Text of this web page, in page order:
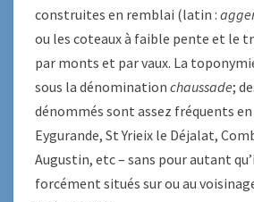
construites en remblai (latin :
ou les coteaux à faible pente et le
par monts et par vaux. La
sous la dénomination chaussade;
dénommés sont assez fréquents en
Eygurande, St Yrieix le Déjalat,
Augustin, etc – sans pour autant
forcément situés sur ou au